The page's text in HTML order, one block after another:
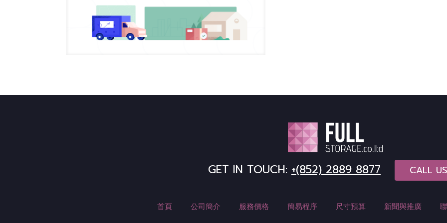
GET IN TOUCH: +(852) 2889 8877 CALL US
首頁 公司簡介 服務價格 簡易程序 尺寸預算 新聞與推廣